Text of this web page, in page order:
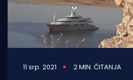
11 srp. 2021 2 MIN. ČITANJA